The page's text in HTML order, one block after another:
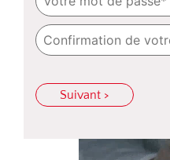
Suivant >